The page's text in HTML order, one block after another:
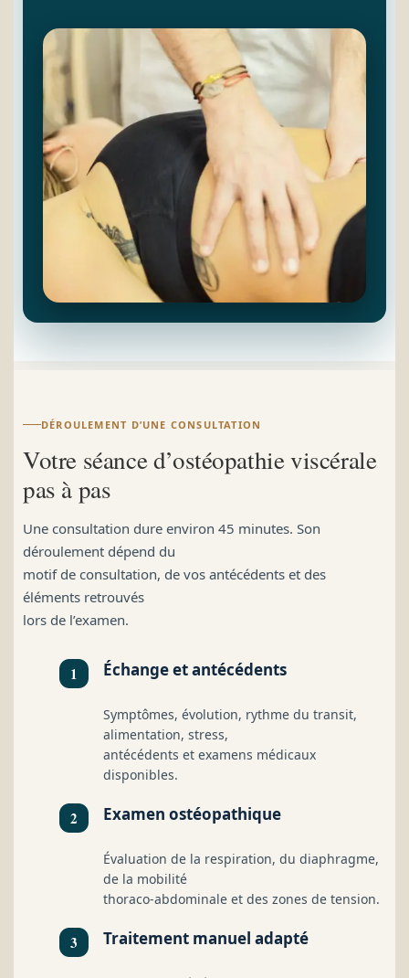
DÉROULEMENT D’UNE CONSULTATION
Votre séance d’ostéopathie viscérale
pas à pas
Une consultation dure environ 45 minutes. Son
déroulement dépend du
motif de consultation, de vos antécédents et des
éléments retrouvés
lors de l’examen.
Échange et antécédents
Symptômes, évolution, rythme du transit,
alimentation, stress,
antécédents et examens médicaux
disponibles.
Examen ostéopathique
Évaluation de la respiration, du diaphragme,
de la mobilité
thoraco-abdominale et des zones de tension.
Traitement manuel adapté